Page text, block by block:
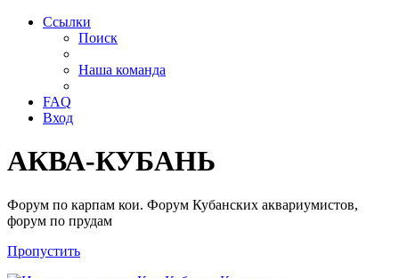
Ссылки
Поиск
Наша команда
FAQ
Вход
АКВА-КУБАНЬ
Форум по карпам кои. Форум Кубанских аквариумистов,
форум по прудам
Пропустить